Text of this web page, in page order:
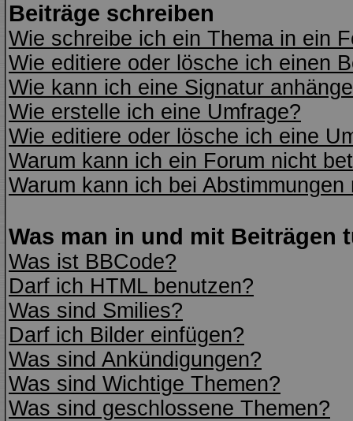
Beiträge schreiben
Wie schreibe ich ein Thema in ein
Wie editiere oder lösche ich einen
Wie kann ich eine Signatur
Wie erstelle ich eine Umfrage?
Wie editiere oder lösche ich eine
Warum kann ich ein Forum nicht
Warum kann ich bei
Was man in und mit Beiträgen
Was ist BBCode?
Darf ich HTML benutzen?
Was sind Smilies?
Darf ich Bilder einfügen?
Was sind Ankündigungen?
Was sind Wichtige Themen?
Was sind geschlossene Themen?